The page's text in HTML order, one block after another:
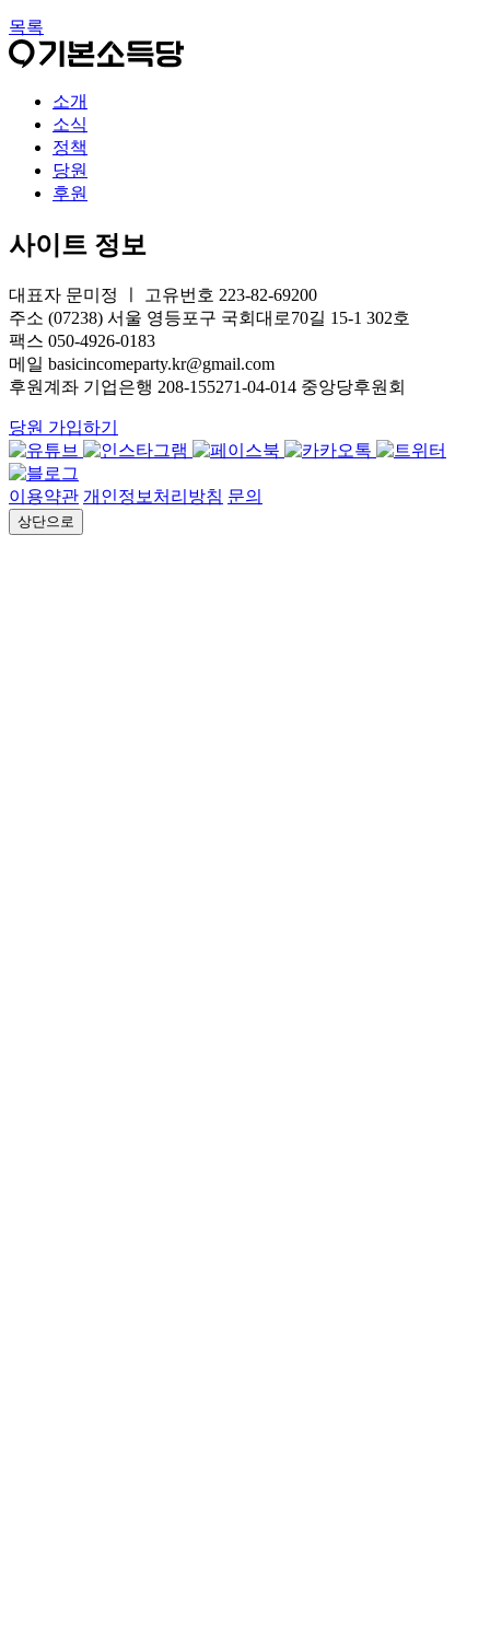
목록
소개
소식
정책
당원
후원
사이트 정보
대표자 문미정 ㅣ 고유번호 223-82-69200
주소 (07238) 서울 영등포구 국회대로70길 15-1 302호
팩스 050-4926-0183
메일 basicincomeparty.kr@gmail.com
후원계좌 기업은행 208-155271-04-014 중앙당후원회
당원 가입하기
이용약관 개인정보처리방침 문의
상단으로